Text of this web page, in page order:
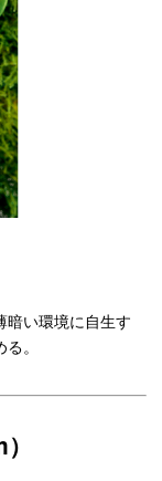
暗い環境に自生す
。